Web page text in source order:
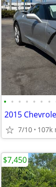
• • • • • • •
2015
7/10 107k
$7,450